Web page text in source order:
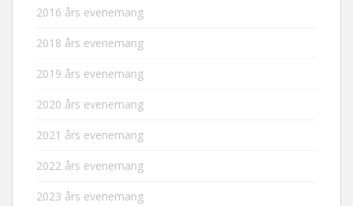
2016 års evenemang
2018 års evenemang
2019 års evenemang
2020 års evenemang
2021 års evenemang
2022 års evenemang
2023 års evenemang